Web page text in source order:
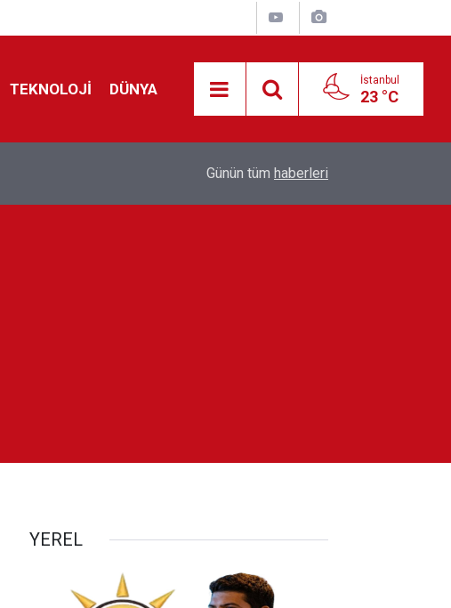
TEKNOLOJİ DÜNYA İstanbul
23 °C
kontrol edecek
Günün tüm haberleri
YEREL